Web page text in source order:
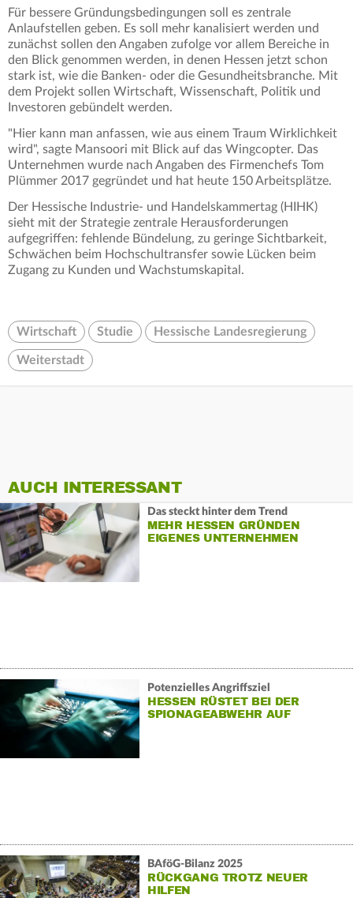
Für bessere Gründungsbedingungen soll es zentrale
Anlaufstellen geben. Es soll mehr kanalisiert werden und
zunächst sollen den Angaben zufolge vor allem Bereiche in
den Blick genommen werden, in denen Hessen jetzt schon
stark ist, wie die Banken- oder die Gesundheitsbranche. Mit
dem Projekt sollen Wirtschaft, Wissenschaft, Politik und
Investoren gebündelt werden.
"Hier kann man anfassen, wie aus einem Traum Wirklichkeit
wird", sagte Mansoori mit Blick auf das Wingcopter. Das
Unternehmen wurde nach Angaben des Firmenchefs Tom
Plümmer 2017 gegründet und hat heute 150 Arbeitsplätze.
Der Hessische Industrie- und Handelskammertag (HIHK)
sieht mit der Strategie zentrale Herausforderungen
aufgegriffen: fehlende Bündelung, zu geringe Sichtbarkeit,
Schwächen beim Hochschultransfer sowie Lücken beim
Zugang zu Kunden und Wachstumskapital.
Wirtschaft Studie Hessische Landesregierung
Weiterstadt
AUCH INTERESSANT
Das steckt hinter dem Trend
MEHR HESSEN GRÜNDEN
EIGENES UNTERNEHMEN
Potenzielles Angriffsziel
HESSEN RÜSTET BEI DER
SPIONAGEABWEHR AUF
BAföG-Bilanz 2025
RÜCKGANG TROTZ NEUER
HILFEN